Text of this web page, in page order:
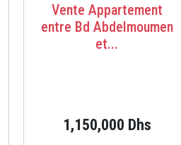
Vente Appartement
entre Bd Abdelmoumen
et...
1,150,000 Dhs